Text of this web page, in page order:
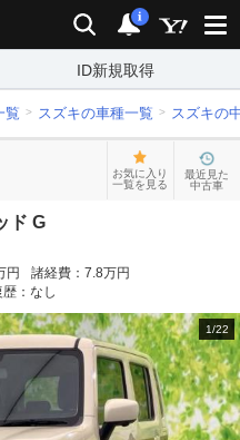
検索 通知
i
ID新規取得
覧 スズキの車種一覧 スズキの
お気に入り
一覧を見る
最近見た
中古車
ド G
円 諸経費： 7.8万円
： なし
1/22